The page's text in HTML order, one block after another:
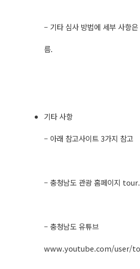
– 기타 심사 방법에 세부 사항
름.
기타 사항​
– 아래 참고사이트 3가지 참고
– 충청남도 관광 홈페이지
– 충청남도 유튜브
www.youtube.com/user/